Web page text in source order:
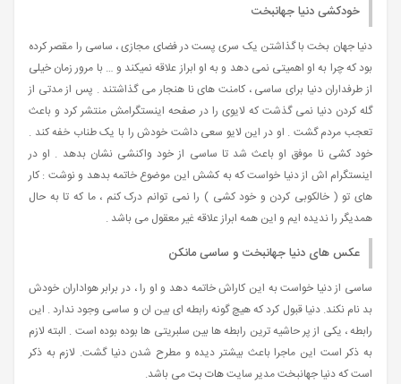
خودکشی دنیا جهانبخت
دنیا جهان بخت با گذاشتن یک سری پست در فضای مجازی ، ساسی را مقصر کرده
بود که چرا به او اهمیتی نمی دهد و به او ابراز علاقه نمیکند و … با مرور زمان خیلی
از طرفداران دنیا برای ساسی ، کامنت های نا هنجار می گذاشتند . پس از مدتی از
گله کردن دنیا نمی گذشت که لایوی را در صفحه اینستگرامش منتشر کرد و باعث
تعجب مردم گشت . او در این لایو سعی داشت خودش را با یک طناب خفه کند .
خود کشی نا موفق او باعث شد تا ساسی از خود واکنشی نشان بدهد . او در
اینستگرام اش از دنیا خواست که به کشش این موضوع خاتمه بدهد و نوشت : کار
های تو ( خالکوبی کردن و خود کشی ) را نمی توانم درک کنم ، ما که تا به حال
همدیگر را ندیده ایم و این همه ابراز علاقه غیر معقول می باشد .
عکس های دنیا جهانبخت و ساسی مانکن
ساسی از دنیا خواست به این کاراش خاتمه دهد و او را ، در برابر هواداران خودش
بد نام نکند. دنیا قبول کرد که هیچ گونه رابطه ای بین ان و ساسی وجود ندارد . این
رابطه ، یکی از پر حاشیه ترین رابطه ها بین سلبریتی ها بوده بوده است . البته لازم
به ذکر است این ماجرا باعث بیشتر دیده و مطرح شدن دنیا گشت. لازم به ذکر
است که دنیا جهانبخت مدیر سایتهات بتمی باشد.